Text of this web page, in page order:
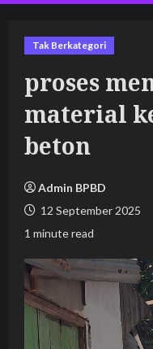
Tak Berkategori
proses
material
beton
Admin BPBD
12 September 2025
1 minute read